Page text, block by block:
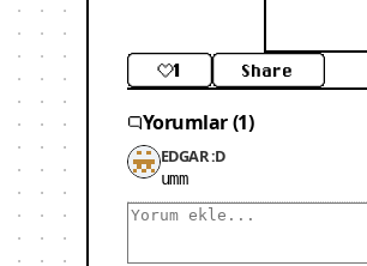
1 Share
Yorumlar (1)
EDGAR :D
umm